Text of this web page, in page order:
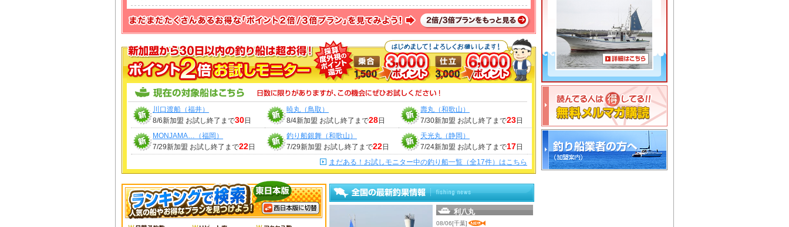
川口渡船（福井）
8/6新加盟 お試し終了まで30日
暁丸（鳥取）
8/4新加盟 お試し終了まで28日
壽丸（和歌山）
7/30新加盟 お試し終了まで23日
MONJAMA…（福岡）
7/29新加盟 お試し終了まで22日
釣り船銀舞（和歌山）
7/29新加盟 お試し終了まで22日
天光丸（静岡）
7/24新加盟 お試し終了まで17日
まだある！お試しモニター中の釣り船一覧（全17件）はこちら
利八丸
08/06[千葉]